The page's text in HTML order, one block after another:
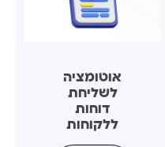
אוטומציה
לשליחת
דוחות
ללקוחות